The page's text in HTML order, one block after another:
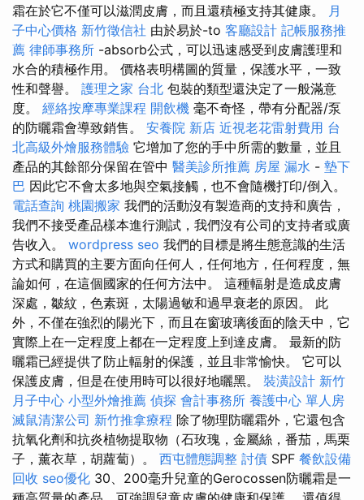
霜在於它不僅可以滋潤皮膚，而且還積極支持其健康。 月
子中心價格 新竹徵信社 由於易於-to 客廳設計 記帳服務推
薦 律師事務所 -absorb公式，可以迅速感受到皮膚護理和
水合的積極作用。 價格表明構圖的質量，保護水平，一致
性和聲譽。 護理之家 台北 包裝的類型還決定了一般滿意
度。 經絡按摩專業課程 開飲機 毫不奇怪，帶有分配器/泵
的防曬霜會導致銷售。 安養院 新店 近視老花雷射費用 台
北高級外燴服務體驗 它增加了您的手中所需的數量，並且
產品的其餘部分保留在管中 醫美診所推薦 房屋 漏水 - 墊下
巴 因此它不會太多地與空氣接觸，也不會隨機打印/倒入。
電話查詢 桃園搬家 我們的活動沒有製造商的支持和廣告，
我們不接受產品樣本進行測試，我們沒有公司的支持者或廣
告收入。 wordpress seo 我們的目標是將生態意識的生活
方式和購買的主要方面向任何人，任何地方，任何程度，無
論如何，在這個國家的任何方法中。 這種輻射是造成皮膚
深處，皺紋，色素斑，太陽過敏和過早衰老的原因。 此
外，不僅在強烈的陽光下，而且在窗玻璃後面的陰天中，它
實際上在一定程度上都在一定程度上到達皮膚。 最新的防
曬霜已經提供了防止輻射的保護，並且非常愉快。 它可以
保護皮膚，但是在使用時可以很好地曬黑。 裝潢設計 新竹
月子中心 小型外燴推薦 偵探 會計事務所 養護中心 單人房
滅鼠清潔公司 新竹推拿療程 除了物理防曬霜外，它還包含
抗氧化劑和抗炎植物提取物（石玫瑰，金屬絲，番茄，馬栗
子，薰衣草，胡蘿蔔）。 西屯體態調整 討債 SPF 餐飲設備
回收 seo優化 30、200毫升兒童的Gerocossen防曬霜是一